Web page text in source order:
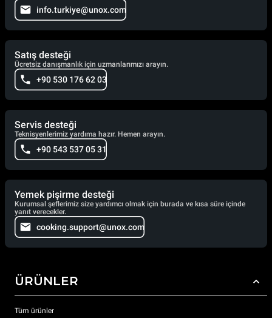
info.turkiye@unox.com
Satış desteği
Ücretsiz danışmanlık için uzmanlarımızı arayın.
+90 530 176 62 03
Servis desteği
Teknisyenlerimiz yardıma hazır. Hemen arayın.
+90 543 537 05 31
Yemek pişirme desteği
Kurumsal şeflerimiz size yardımcı olmak için burada ve kısa süre içinde
yanıt verecekler.
cooking.support@unox.com
ÜRÜNLER
Tüm ürünler